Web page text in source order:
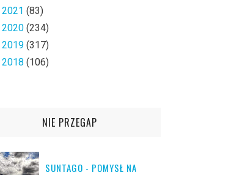
2021 (83)
2020 (234)
2019 (317)
2018 (106)
NIE PRZEGAP
SUNTAGO - POMYSŁ NA